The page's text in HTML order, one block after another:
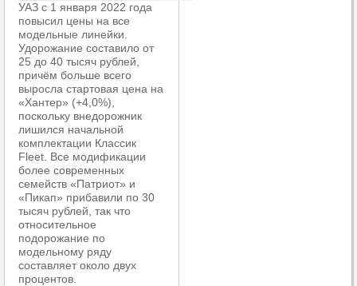
УАЗ с 1 января 2022 года
повысил цены на все
модельные линейки.
Удорожание составило от
25 до 40 тысяч рублей,
причём больше всего
выросла стартовая цена на
«Хантер» (+4,0%),
поскольку внедорожник
лишился начальной
комплектации Классик
Fleet. Все модификации
более современных
семейств «Патриот» и
«Пикап» прибавили по 30
тысяч рублей, так что
относительное
подорожание по
модельному ряду
составляет около двух
процентов.